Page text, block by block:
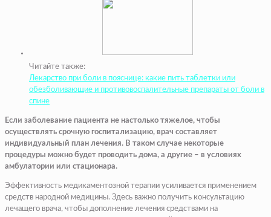
Читайте также:
Лекарство при боли в пояснице: какие пить таблетки или
обезболивающие и противовоспалительные препараты от боли в
спине
Если заболевание пациента не настолько тяжелое, чтобы
осуществлять срочную госпитализацию, врач составляет
индивидуальный план лечения. В таком случае некоторые
процедуры можно будет проводить дома, а другие – в условиях
амбулатории или стационара.
Эффективность медикаментозной терапии усиливается применением
средств народной медицины. Здесь важно получить консультацию
лечащего врача, чтобы дополнение лечения средствами на